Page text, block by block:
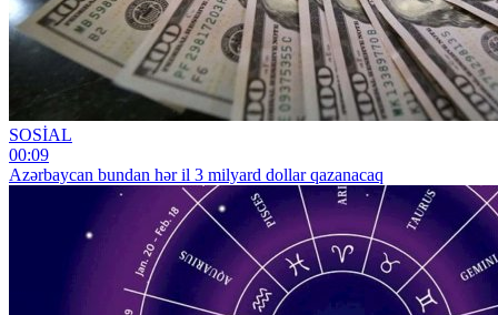
SOSİAL
00:09
Azərbaycan bundan hər il 3 milyard dollar qazanacaq